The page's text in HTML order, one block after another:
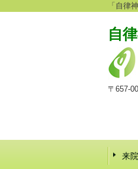
「自律
自
〒657-
来